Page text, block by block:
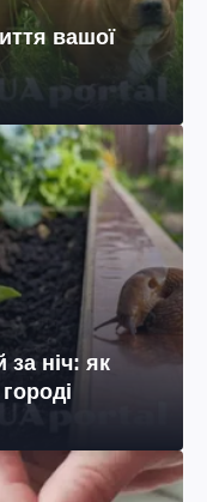
вашої
за ніч: як